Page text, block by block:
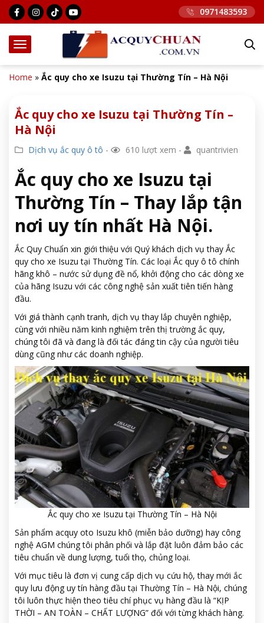
0971483593
Home » Ắc quy cho xe Isuzu tại Thường Tín – Hà Nội
Ắc quy cho xe Isuzu tại Thường Tín –
Hà Nội
Dịch vụ ắc quy ô tô - 610 lượt xem - quantrivien
Ắc quy cho xe Isuzu tại
Thường Tín – Thay lắp tận
nơi uy tín nhất Hà Nội.
Ắc Quy Chuẩn xin giới thiệu với Quý khách dịch vụ thay Ắc
quy cho xe Isuzu tại Thường Tín. Các loại Ắc quy ô tô chính
hãng khô – nước sử dụng đề nổ, khởi động cho các dòng xe
của hãng Isuzu với các công nghệ sản xuất tiên tiến hàng
đầu.
Với giá thành cạnh tranh, dịch vụ thay lắp chuyên nghiệp,
cùng với nhiều năm kinh nghiệm trên thị trường ắc quy,
chúng tôi đã và đang là đối tác đáng tin cậy của người tiêu
dùng cũng như các doanh nghiệp.
Ắc quy cho xe Isuzu tại Thường Tín – Hà Nội
Sản phẩm acquy oto Isuzu khô (miễn bảo dưỡng) hay công
nghệ AGM chúng tôi phân phối và lắp đặt luôn đảm bảo các
tiêu chuẩn về dung lượng, tuổi thọ, chủng loại.
Với mục tiêu là đơn vị cung cấp dịch vụ cứu hộ, thay mới ắc
quy lưu động uy tín hàng đầu tại Thường Tín – Hà Nội, chúng
tôi luôn thực hiện theo tiêu chí phục vụ hàng đầu là “KỊP
THỜI – AN TOÀN – CHẤT LƯỢNG” đối với từng khách hàng.